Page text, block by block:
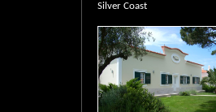
Silver Coast